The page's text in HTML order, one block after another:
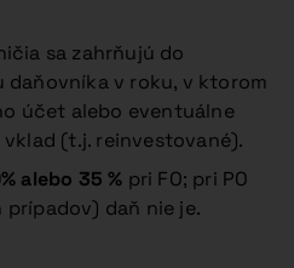
sa zahrňujú do
daňovníka v roku, v ktorom
účet alebo eventuálne
(t.j. reinvestované).
alebo 35 % pri FO; pri PO
daň nie je.